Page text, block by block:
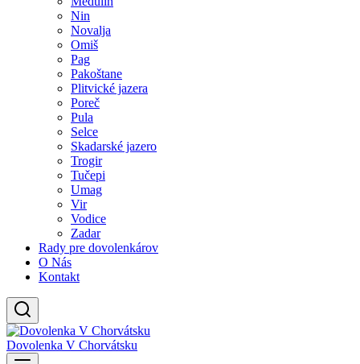
Nin
Novalja
Omiš
Pag
Pakoštane
Plitvické jazera
Poreč
Pula
Selce
Skadarské jazero
Trogir
Tučepi
Umag
Vir
Vodice
Zadar
Rady pre dovolenkárov
O Nás
Kontakt
Dovolenka V Chorvátsku